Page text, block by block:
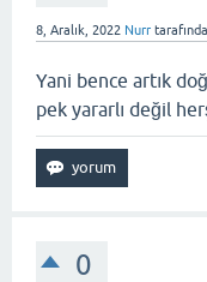
8, Aralık, 2022 Nurr
Yani bence artık
pek yararlı değil
0